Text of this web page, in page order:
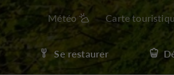
Météo Carte
Se restaurer